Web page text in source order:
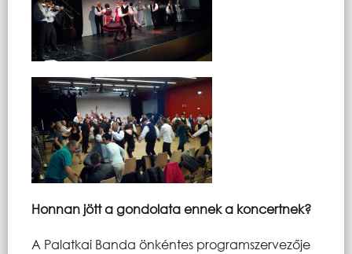
Honnan jött a gondolata ennek a koncertnek?
A Palatkai Banda önkéntes programszervezője